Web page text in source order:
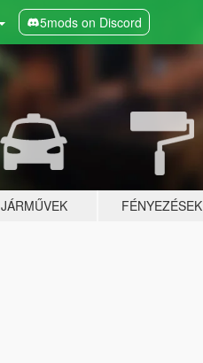
5mods on Discord
JÁRMŰVEK FÉNYEZÉSEK